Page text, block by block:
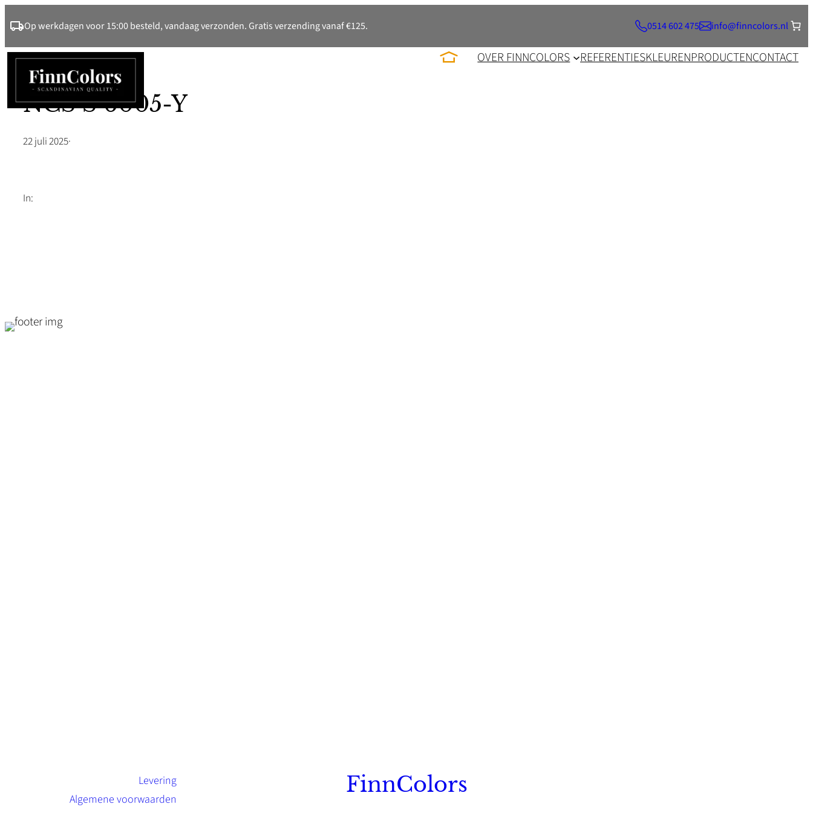
naar
de
inhoud
Op werkdagen voor 15:00 besteld, vandaag verzonden. Gratis verzending vanaf €125. 0514 602 475 info@finncolors.nl
OVER FINNCOLORS REFERENTIESKLEURENPRODUCTENCONTACT
NCS S 6005-Y
22 juli 2025·
In:
Levering
Algemene voorwaarden
FinnColors